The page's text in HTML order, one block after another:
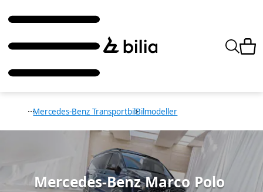
Mercedes-Benz TransportbilBilmodeller
Mercedes-Benz Marco Polo